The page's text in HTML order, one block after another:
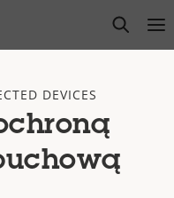
open
DEVICES